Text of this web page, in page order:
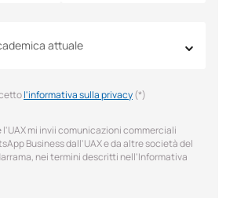
attuale
l'informativa sulla privacy(*)
l'UAX mi invii comunicazioni commerciali
Business dall'UAX e da altre società del
nei termini descritti nell'Informativa